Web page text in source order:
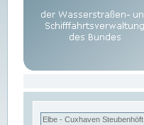
Elbe - Cuxhaven Steubenhöft